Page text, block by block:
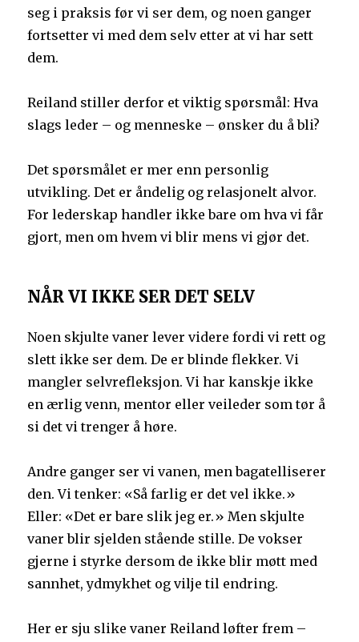
seg i praksis før vi ser dem, og noen ganger
fortsetter vi med dem selv etter at vi har sett
dem.
Reiland stiller derfor et viktig spørsmål: Hva
slags leder – og menneske – ønsker du å bli?
Det spørsmålet er mer enn personlig
utvikling. Det er åndelig og relasjonelt alvor.
For lederskap handler ikke bare om hva vi får
gjort, men om hvem vi blir mens vi gjør det.
NÅR VI IKKE SER DET SELV
Noen skjulte vaner lever videre fordi vi rett og
slett ikke ser dem. De er blinde flekker. Vi
mangler selvrefleksjon. Vi har kanskje ikke
en ærlig venn, mentor eller veileder som tør å
si det vi trenger å høre.
Andre ganger ser vi vanen, men bagatelliserer
den. Vi tenker: «Så farlig er det vel ikke.»
Eller: «Det er bare slik jeg er.» Men skjulte
vaner blir sjelden stående stille. De vokser
gjerne i styrke dersom de ikke blir møtt med
sannhet, ydmykhet og vilje til endring.
Her er sju slike vaner Reiland løfter frem –